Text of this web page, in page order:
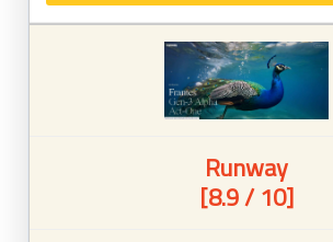
Runway
[8.9 / 10]